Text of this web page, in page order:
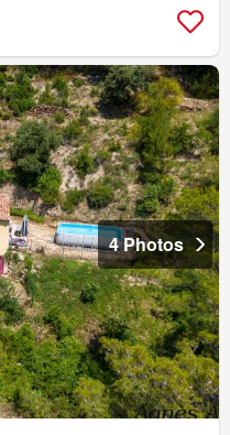
4 Photos